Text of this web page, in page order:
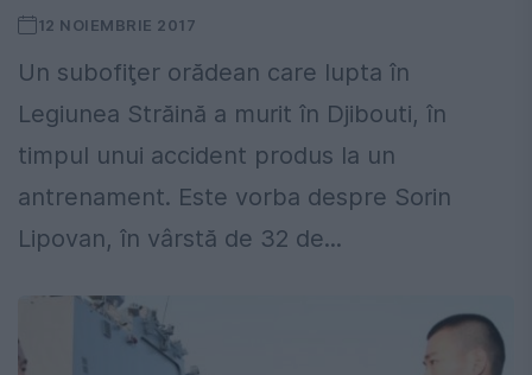
12 NOIEMBRIE 2017
Un subofiţer orădean care lupta în
Legiunea Străină a murit în Djibouti, în
timpul unui accident produs la un
antrenament. Este vorba despre Sorin
Lipovan, în vârstă de 32 de...